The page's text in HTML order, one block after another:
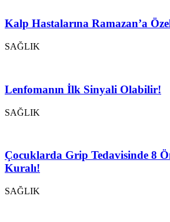
Kalp Hastalarına Ramazan’a
SAĞLIK
Lenfomanın İlk Sinyali Olabilir!
SAĞLIK
Çocuklarda Grip Tedavisinde 8
Kuralı!
SAĞLIK